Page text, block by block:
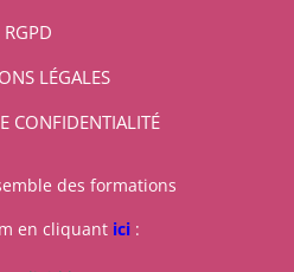
RGPD
LÉGALES
CONFIDENTIALITÉ
des formations
en cliquant ici :